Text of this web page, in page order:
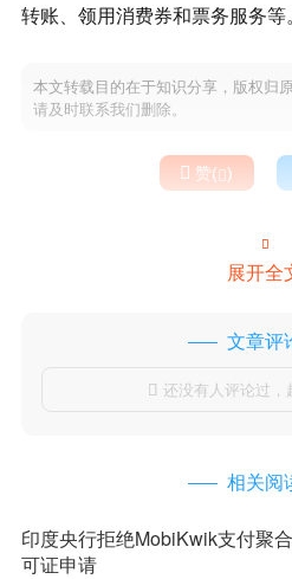
转账、领用消费券和票务服务等。
本文转载目的在于知识分享，版权归
请及时联系我们删除。
 赞()

展开全
文章评
 还没有人评论过，
相关阅
印度央行拒绝MobiKwik支付聚
可证申请